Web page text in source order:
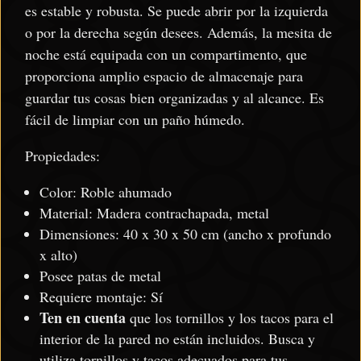
es estable y robusta. Se puede abrir por la izquierda
o por la derecha según desees. Además, la mesita de
noche está equipada con un compartimento, que
proporciona amplio espacio de almacenaje para
guardar tus cosas bien organizadas y al alcance. Es
fácil de limpiar con un paño húmedo.
Propiedades:
Color: Roble ahumado
Material: Madera contrachapada, metal
Dimensiones: 40 x 30 x 50 cm (ancho x profundo
x alto)
Posee patas de metal
Requiere montaje: Sí
Ten en cuenta que los tornillos y los tacos para el
interior de la pared no están incluidos. Busca y